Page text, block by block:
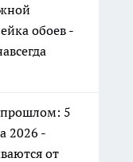
обоев -
прошлом: 5
2026 -
от